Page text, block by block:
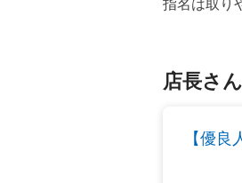
店長さ
【優